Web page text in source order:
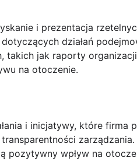
i prezentacja
działań
takich jak raporty
na otoczenie.
i inicjatywy, które firma
wpływ na